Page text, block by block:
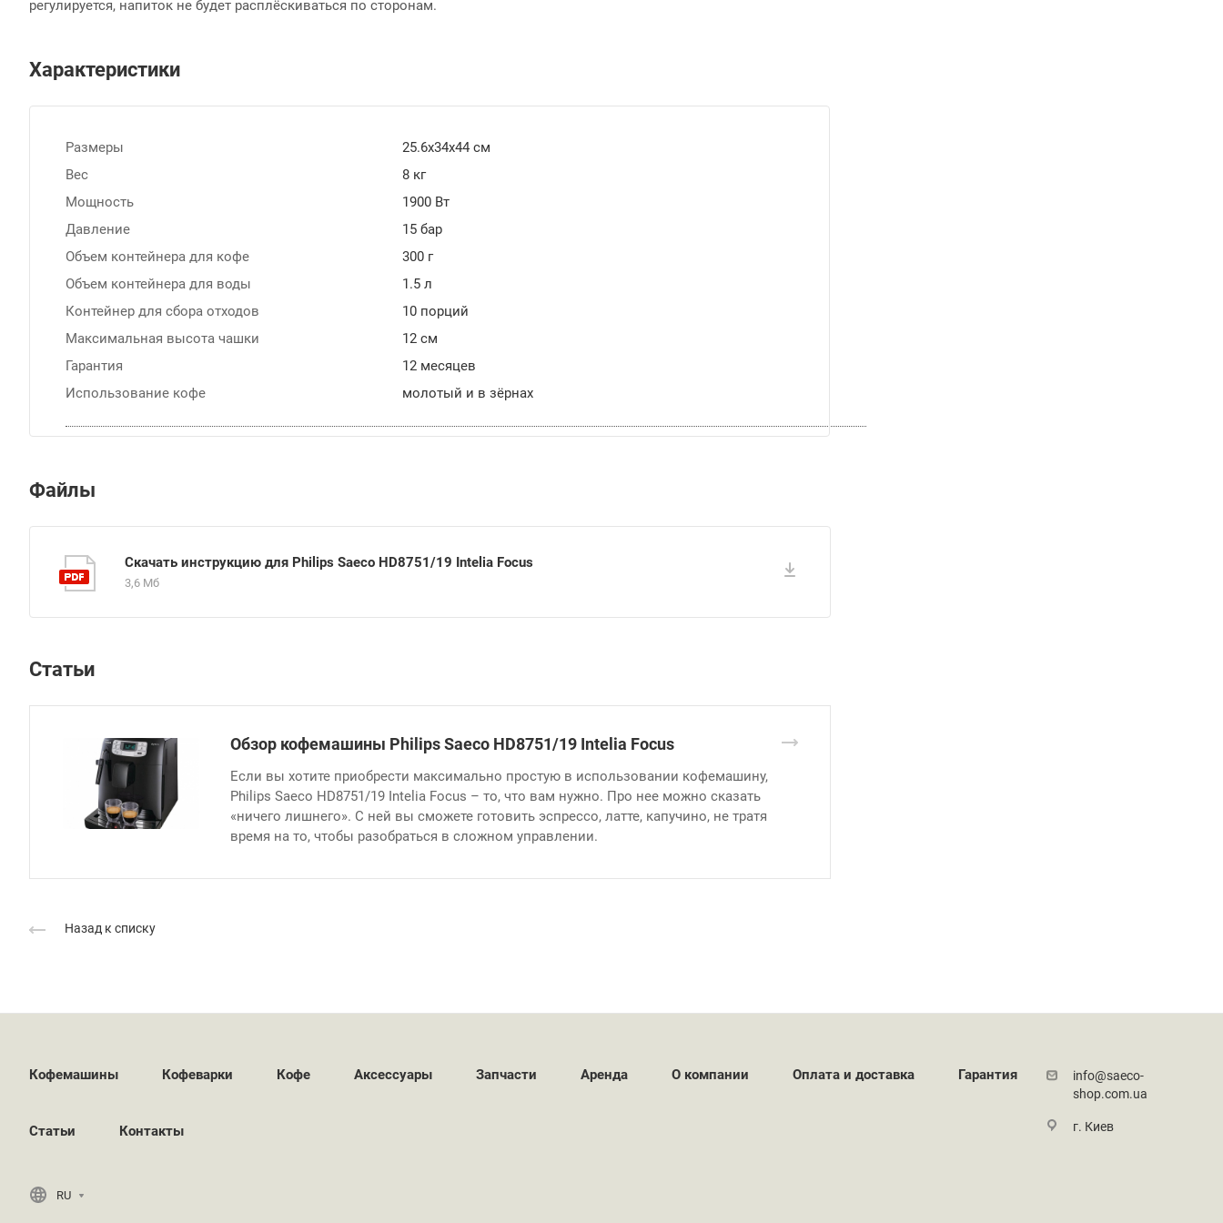
регулируется, напиток не будет расплёскиваться по сторонам.
Характеристики
Размеры
25.6x34x44 см
Вес
8 кг
Мощность
1900 Вт
Давление
15 бар
Объем контейнера для кофе
300 г
Объем контейнера для воды
1.5 л
Контейнер для сбора отходов
10 порций
Максимальная высота чашки
12 см
Гарантия
12 месяцев
Использование кофе
молотый и в зёрнах
Файлы
Скачать инструкцию для Philips Saeco HD8751/19 Intelia Focus
3,6 Мб
Статьи
Обзор кофемашины Philips Saeco HD8751/19 Intelia Focus
Если вы хотите приобрести максимально простую в использовании кофемашину,
Philips Saeco HD8751/19 Intelia Focus – то, что вам нужно. Про нее можно сказать
«ничего лишнего». С ней вы сможете готовить эспрессо, латте, капучино, не тратя
время на то, чтобы разобраться в сложном управлении.
Назад к списку
Кофемашины Кофеварки Кофе Аксессуары Запчасти Аренда О компании Оплата и доставка Гарантия
Статьи Контакты
RU
info@saeco-
shop.com.ua
г. Киев